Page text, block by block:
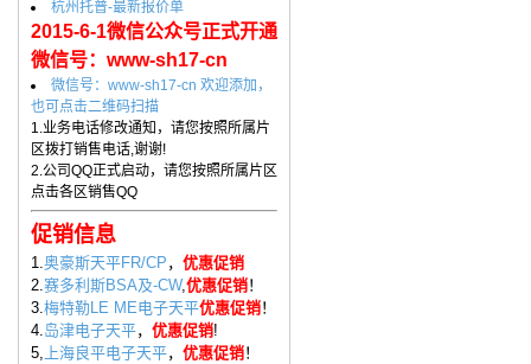
杭州托普-最新报价单
2015-6-1微信公众号正式开通
微信号：www-sh17-cn
微信号：www-sh17-cn 欢迎添加，
也可点击二维码扫描
1.业务电话修改通知，请您按照所属片
区拨打销售电话,谢谢!
2.公司QQ正式启动，请您按照所属片区
点击各区销售QQ
促销信息
1. 奥豪斯天平FR/CP ， 优惠促销
2. 赛多利斯BSA及-CW, 优惠促销！
3. 梅特勒LE ME电子天平优惠促销！
4. 岛津电子天平， 优惠促销!
5,
上海良平电子天平， 优惠促销！